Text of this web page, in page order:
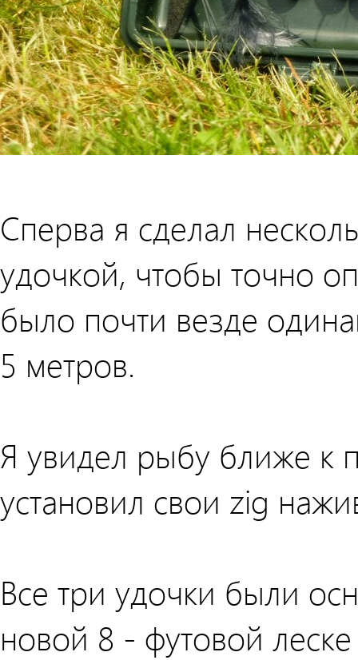
Сперва я сделал
удочкой, чтобы точно
было почти везде
5 метров.
Я увидел рыбу ближе к
установил свои zig
Все три удочки были
новой 8 - футовой